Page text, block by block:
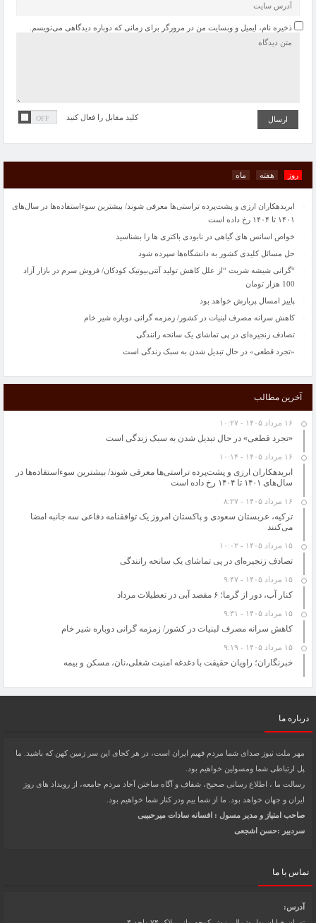
ذخیره نام، ایمیل و وبسایت من در مرورگر برای زمانی که دوباره دیدگاهی می‌نویسم.
کلید مقابل را فعال کنید
روز هفته ماه
کاهش سرانه مصرف لبنیات در کشور/ زمزمه گرانی دوباره شیر خام
طرح اولیه ایرباس از بالگردی با دوبال
ایران و چین در مورد مسائل منطقه ای اشتراک مواضع دارند
ابربدهکاران ارزی و پشت‌پرده تراستی‌ها معرفی شوند/ بیشترین سوءاستفاده‌ها در سال‌های
۱۴۰۱ تا ۱۴۰۴ رخ داده است
خواص اسانس های گیاهی در نابودی باکتری ها را بشناسید
حل مسائل کلیدی کشور به دانشگاه‌ها سپرده شود
“گرانی شیشه شربت “از علل کاهش تولید آنتی‌بیوتیک کودکان/ فروش سرم در بازار آزاد
100 هزار تومان
پاییز امسال پربارش خواهد بود
کاهش سرانه مصرف لبنیات در کشور/ زمزمه گرانی دوباره شیر خام
تصادف زنجیره‌ای در پی تماشای یک سانحه رانندگی
«تجرد قطعی» در حال تبدیل شدن به سبک زندگی است
ایران و چین در مورد مسائل منطقه ای اشتراک مواضع دارند
ابربدهکاران ارزی و پشت‌پرده تراستی‌ها معرفی شوند/ بیشترین سوءاستفاده‌ها در سال‌های
خواص اسانس های گیاهی در نابودی باکتری ها را بشناسید
100 هزار تومان
پاییز امسال پربارش خواهد بود
کاهش سرانه مصرف لبنیات در کشور/ زمزمه گرانی دوباره شیر خام
تصادف زنجیره‌ای در پی تماشای یک سانحه رانندگی
«تجرد قطعی» در حال تبدیل شدن به سبک زندگی است
آخرین مطالب
۱۶ مرداد ۱۴۰۵ - ۱۰:۲۷
«تجرد قطعی» در حال تبدیل شدن به سبک زندگی است
۱۶ مرداد ۱۴۰۵ - ۱۰:۱۴
ابربدهکاران ارزی و پشت‌پرده تراستی‌ها معرفی شوند/ بیشترین سوءاستفاده‌ها در
سال‌های ۱۴۰۱ تا ۱۴۰۴ رخ داده است
۱۶ مرداد ۱۴۰۵ - ۸:۲۷
ترکیه، عربستان سعودی و پاکستان امروز یک توافقنامه دفاعی سه جانبه امضا
می‌کنند
۱۵ مرداد ۱۴۰۵ - ۱۰:۰۲
تصادف زنجیره‌ای در پی تماشای یک سانحه رانندگی
۱۵ مرداد ۱۴۰۵ - ۹:۴۷
کنار آب، دور از گرما؛ ۶ مقصد آبی در تعطیلات مرداد
۱۵ مرداد ۱۴۰۵ - ۹:۳۱
کاهش سرانه مصرف لبنیات در کشور/ زمزمه گرانی دوباره شیر خام
۱۵ مرداد ۱۴۰۵ - ۹:۱۹
خبرنگاران؛ راویان حقیقت با دغدغه امنیت شغلی،نان، مسکن و بیمه
درباره ما
مهر ملت نیوز صدای شما مردم فهیم ایران است، در هر کجای این سر زمین کهن که باشید. ما
پل ارتباطی شما ومسولین خواهیم بود.
رسالت ما ، اطلاع رسانی صحیح، شفاف و آگاه ساختن آحاد مردم جامعه، از رویداد های روز
ایران و جهان خواهد بود. ما از شما ییم ودر کنار شما خواهیم بود.
صاحب امتیاز و مدیر مسول : افسانه سادات میرحبیبی
سردبیر :حسن اشجعی
تماس با ما
آدرس: